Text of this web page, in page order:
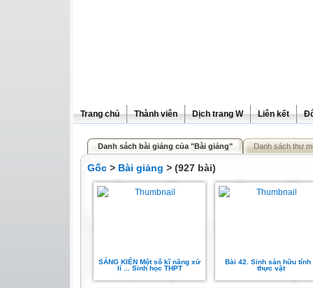
Trang chủ Thành viên Dịch trang W Liên kết
Danh sách bài giảng của "Bài giảng" Danh sách thư
Gốc > Bài giảng > (927 bài)
SÁNG KIẾN Một số kĩ năng xử
lí ... Sinh học THPT
Bài 42. Sinh sản hữu tính
thực vật